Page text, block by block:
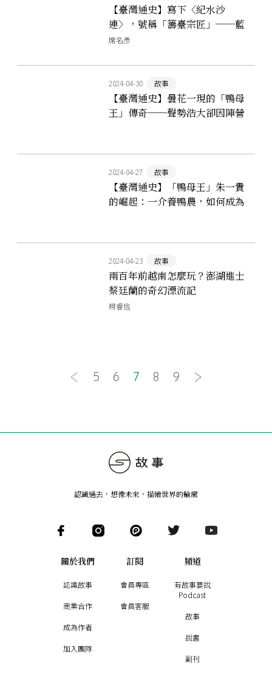
【臺灣通史】寫下〈紀水沙
連〉，號稱「籌臺宗匠」──藍
鼎元
席名彥
2024-04-30 故事
【臺灣通史】曇花一現的「鴨母
王」傳奇──聲勢浩大卻因陣營
2024-04-27 故事
【臺灣通史】「鴨母王」朱一貴
的崛起：一介養鴨農，如何成為
2024-04-23 故事
兩百年前越南怎麼玩？澎湖進士
蔡廷蘭的奇幻漂流記
柯睿信
5 6 7 8 9
認識過去，想像未來 ， 描繪世界的輪廓
關於我們
認識故事
商業合作
成為作者
加入團隊
訂閱
會員專區
會員客服
頻道
有故事要說
Podcast
故事
說書
副刊